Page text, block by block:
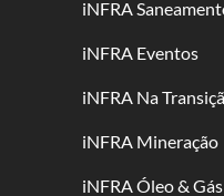
iNFRA
iNFRA Eventos
iNFRA Na
iNFRA Mineração
iNFRA Óleo & Gás